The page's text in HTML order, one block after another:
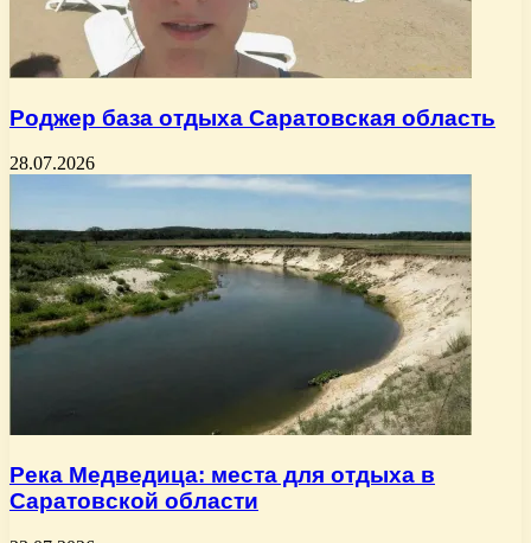
Роджер база отдыха Саратовская область
28.07.2026
Река Медведица: места для отдыха в
Саратовской области